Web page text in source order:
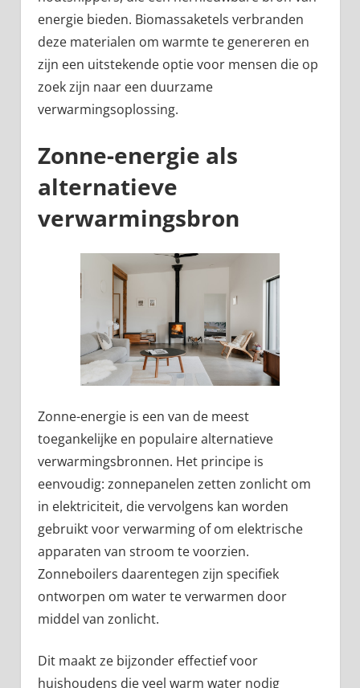
energie bieden. Biomassaketels verbranden
deze materialen om warmte te genereren en
zijn een uitstekende optie voor mensen die op
zoek zijn naar een duurzame
verwarmingsoplossing.
Zonne-energie als
alternatieve
verwarmingsbron
Zonne-energie is een van de meest
toegankelijke en populaire alternatieve
verwarmingsbronnen. Het principe is
eenvoudig: zonnepanelen zetten zonlicht om
in elektriciteit, die vervolgens kan worden
gebruikt voor verwarming of om elektrische
apparaten van stroom te voorzien.
Zonneboilers daarentegen zijn specifiek
ontworpen om water te verwarmen door
middel van zonlicht.
Dit maakt ze bijzonder effectief voor
huishoudens die veel warm water nodig